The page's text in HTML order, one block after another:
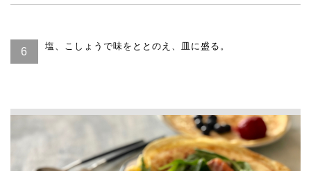
塩、こしょうで味をととのえ、皿に盛る。